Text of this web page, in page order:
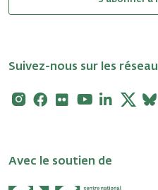
Suivez-nous sur les
Instagram
Facebook
FlickrYoutubeLinkedin
X
Avec le soutien de